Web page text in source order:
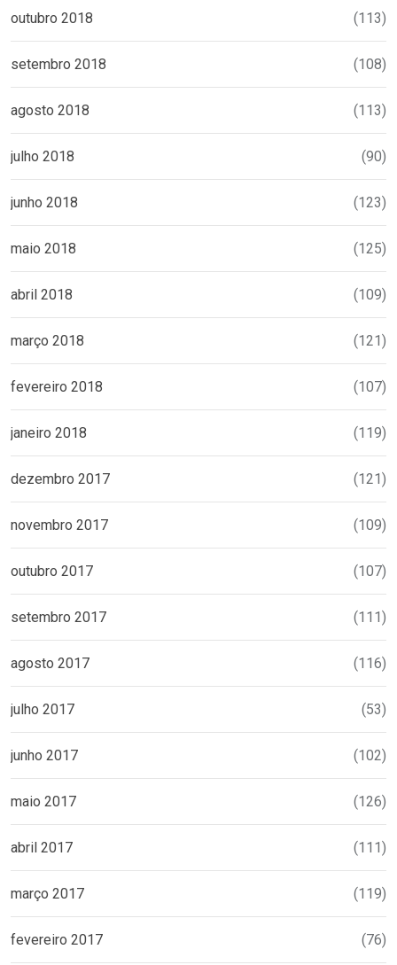
outubro 2018 (113)
setembro 2018 (108)
agosto 2018 (113)
julho 2018 (90)
junho 2018 (123)
maio 2018 (125)
abril 2018 (109)
março 2018 (121)
fevereiro 2018 (107)
janeiro 2018 (119)
dezembro 2017 (121)
novembro 2017 (109)
outubro 2017 (107)
setembro 2017 (111)
agosto 2017 (116)
julho 2017 (53)
junho 2017 (102)
maio 2017 (126)
abril 2017 (111)
março 2017 (119)
fevereiro 2017 (76)